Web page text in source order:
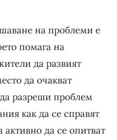
на проблеми е
помага на
да развият
да очакват
разреши проблем
как да се справят
активно да се опитват